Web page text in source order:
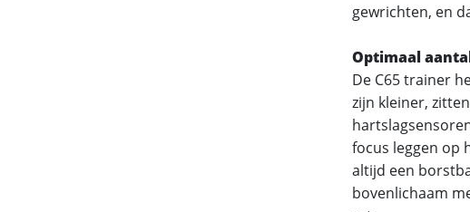
gewrichten, en
Optimaal
De C65 trainer
zijn kleiner,
focus leggen op
altijd een
bovenlichaam